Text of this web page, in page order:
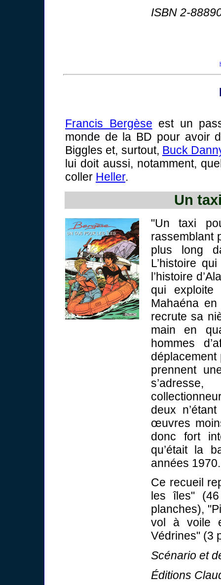
ISBN 2-
Francis Bergèse est un
monde de la BD pour avoir
Biggles et, surtout, Buck
lui doit aussi, notamment,
coller Heller.
Un
"Un taxi
rassemblant
plus long
L’histoire
l’histoire
qui exploite
Mahaéna
recrute sa
main en
hommes
prennent
deux
œuvres
donc fort
qu’était la
années 1970.
Ce recueil
les îles"
planches),
vol à voile
Védrines" (3
Scénario et
Éditions